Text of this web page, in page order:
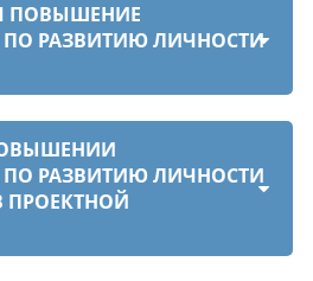
ПОВЫШЕНИЕ
РАЗВИТИЮ ЛИЧНОСТИ
РАЗВИТИЮ ЛИЧНОСТИ